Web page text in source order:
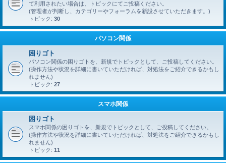
て利用されたい場合は、トピックにてご投稿ください。
(管理者が判断し、カテゴリーやフォーラムを新設させていただきます。)
トピック: 30
パソコン関係
困りゴト
パソコン関係の困りゴトを、新規でトピックとして、ご投稿してください。
(操作方法や状況を詳細に書いていただければ、対処法をご紹介できるかもし
れません)
トピック: 27
スマホ関係
困りゴト
スマホ関係の困りゴトを、新規でトピックとして、ご投稿してください。
(操作方法や状況を詳細に書いていただければ、対処法をご紹介できるかもし
れません)
トピック: 11